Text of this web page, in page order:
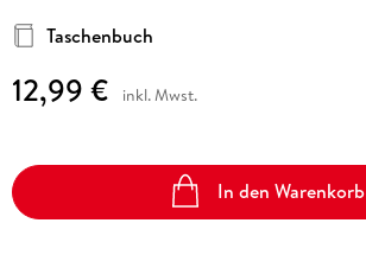
Taschenbuch
12,99 € inkl. Mwst.
In den Warenkorb